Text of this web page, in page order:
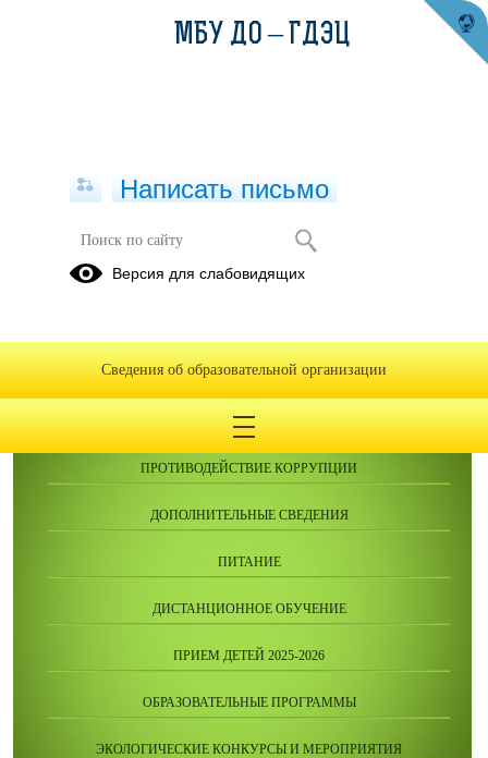
Архив 2022
ОБРАЩЕНИЯ ГРАЖДАН
ПРОТИВОДЕЙСТВИЕ КОРРУПЦИИ
ДОПОЛНИТЕЛЬНЫЕ СВЕДЕНИЯ
ПИТАНИЕ
ДИСТАНЦИОННОЕ ОБУЧЕНИЕ
ПРИЕМ ДЕТЕЙ 2025-2026
ОБРАЗОВАТЕЛЬНЫЕ ПРОГРАММЫ
ЭКОЛОГИЧЕСКИЕ КОНКУРСЫ И МЕРОПРИЯТИЯ
МБУ ДО – ГДЭЦ
Написать письмо
Версия для слабовидящих
Сведения об образовательной организации